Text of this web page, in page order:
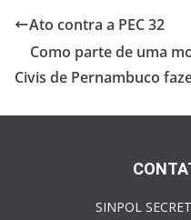
b
o
o
k
er e
Ato contra a PEC 32
Como parte de uma
Civis de Pernambuco
SINPOL